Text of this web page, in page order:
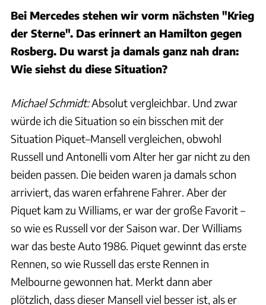
Bei Mercedes stehen wir vorm nächsten "Krieg
der Sterne". Das erinnert an Hamilton gegen
Rosberg. Du warst ja damals ganz nah dran:
Wie siehst du diese Situation?
Michael Schmidt:Absolut vergleichbar. Und zwar
würde ich die Situation so ein bisschen mit der
Situation Piquet–Mansell vergleichen, obwohl
Russell und Antonelli vom Alter her gar nicht zu den
beiden passen. Die beiden waren ja damals schon
arriviert, das waren erfahrene Fahrer. Aber der
Piquet kam zu Williams, er war der große Favorit –
so wie es Russell vor der Saison war. Der Williams
war das beste Auto 1986. Piquet gewinnt das erste
Rennen, so wie Russell das erste Rennen in
Melbourne gewonnen hat. Merkt dann aber
plötzlich, dass dieser Mansell viel besser ist, als er